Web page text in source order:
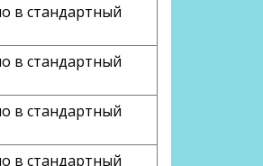
в стандартный
в стандартный
в стандартный
в стандартный